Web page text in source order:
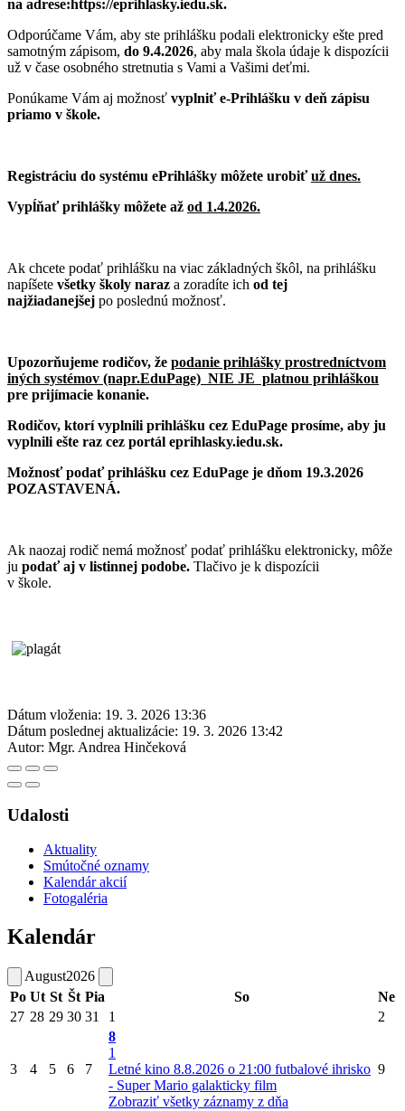
na adrese:https://eprihlasky.iedu.sk.
Odporúčame Vám, aby ste prihlášku podali elektronicky ešte pred
samotným zápisom, do 9.4.2026, aby mala škola údaje k dispozícii
už v čase osobného stretnutia s Vami a Vašimi deťmi.
Ponúkame Vám aj možnosť vyplniť e-Prihlášku v deň zápisu
priamo v škole.
Registráciu do systému ePrihlášky môžete urobiťuž dnes.
Vypĺňať prihlášky môžete až od 1.4.2026.
Ak chcete podať prihlášku na viac základných škôl, na prihlášku
napíšete všetky školy naraz a zoradíte ich od tej
najžiadanejšej po poslednú možnosť.
Upozorňujeme rodičov, že podanie prihlášky prostredníctvom
iných systémov (napr.EduPage) NIE JE platnou prihláškou
pre prijímacie konanie.
Rodičov, ktorí vyplnili prihlášku cez EduPage prosíme, aby ju
vyplnili ešte raz cez portál eprihlasky.iedu.sk.
Možnosť podať prihlášku cez EduPage je dňom 19.3.2026
POZASTAVENÁ.
Ak naozaj rodič nemá možnosť podať prihlášku elektronicky, môže
ju podať aj v listinnej podobe. Tlačivo je k dispozícii
v škole.
Dátum vloženia: 19. 3. 2026 13:36
Dátum poslednej aktualizácie: 19. 3. 2026 13:42
Autor: Mgr. Andrea Hinčeková
Udalosti
Aktuality
Smútočné oznamy
Kalendár akcií
Fotogaléria
Kalendár
August2026
Po Ut St Št Pia So
Ne
27 28 29 30 31 1 2
3 4 5 6 7
8
1
Letné kino 8.8.2026 o 21:00 futbalové ihrisko
- Super Mario galakticky film
Zobraziť všetky záznamy z dňa
9